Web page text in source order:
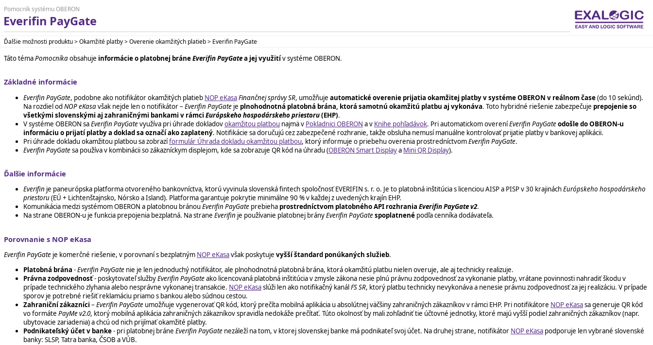
Pomocník systému OBERON
Everifin PayGate
Ďalšie možnosti produktu > Okamžité platby > Overenie okamžitých platieb > Everifin PayGate
Táto témaPomocníkaobsahuje informácie o platobnej bráneEverifin PayGatea jej využitív systéme OBERON.
Základné informácie
Everifin PayGate, podobne ako notifikátor okamžitých platieb NOP eKasaFinančnej správy SR, umožňuje automatické overenie prijatia okamžitej platby v systéme OBERON v reálnom čase(do 10 sekúnd).
Na rozdiel od NOP eKasavšak nejde len o notifikátor –Everifin PayGate je plnohodnotná platobná brána, ktorá samotnú okamžitú platbu aj vykonáva. Toto hybridné riešenie zabezpečuje prepojenie so
všetkými slovenskými aj zahraničnými bankami v rámci Európskeho hospodárskeho priestoru(EHP).
V systéme OBERON saEverifin PayGatevyužíva pri úhrade dokladovokamžitou platbou najmä v Pokladnici OBERON a v Knihe pohľadávok. Pri automatickom overeníEverifin PayGateodošle do OBERON-u
informáciu o prijatí platby a doklad sa označí ako zaplatený. Notifikácie sa doručujú cez zabezpečené rozhranie, takže obsluha nemusí manuálne kontrolovať prijatie platby v bankovej aplikácii.
Pri úhrade dokladu okamžitou platbou sa zobrazíformulár Úhrada dokladu okamžitou platbou, ktorý informuje o priebehu overenia prostredníctvomEverifin PayGate.
Everifin PayGatesa používa v kombinácii so zákazníckym displejom, kde sa zobrazuje QR kód na úhradu (OBERON Smart Displaya Mini QR Display).
Ďalšie informácie
Everifin je paneurópska platforma otvoreného bankovníctva, ktorú vyvinula slovenská fintech spoločnosť EVERIFIN s. r. o. Je to platobná inštitúcia s licenciou AISP a PISP v 30 krajináchEurópskeho hospodárskeho
priestoru(EÚ + Lichtenštajnsko, Nórsko a Island). Platforma garantuje pokrytie minimálne 90 % v každej z uvedených krajín EHP.
Komunikácia medzi systémom OBERON a platobnou bránouEverifin PayGate prebieha prostredníctvom platobného API rozhrania Everifin PayGate v2.
Na strane OBERON-u je funkcia prepojenia bezplatná. Na strane Everifin je používanie platobnej brányEverifin PayGatespoplatnené podľa cenníka dodávateľa.
Porovnanie s NOP eKasa
Everifin PayGate je komerčné riešenie, v porovnaní s bezplatným NOP eKasavšak poskytuje vyšší štandard ponúkaných služieb.
Platobná brána -Everifin PayGate nie je len jednoduchý notifikátor, ale plnohodnotná platobná brána, ktorá okamžitú platbu nielen overuje, ale aj technicky realizuje.
Právna zodpovednosť- poskytovateľ službyEverifin PayGateako licencovaná platobná inštitúcia v zmysle zákona nesie plnú právnu zodpovednosť za vykonanie platby, vrátane povinnosti nahradiť škodu v
prípade technického zlyhania alebo nesprávne vykonanej transakcie. NOP eKasaslúži len ako notifikačný kanálFS SR, ktorý platbu technicky nevykonáva a nenesie právnu zodpovednosť za jej realizáciu. V prípade
sporov je potrebné riešiť reklamáciu priamo s bankou alebo súdnou cestou.
Zahraniční zákazníci –Everifin PayGate umožňuje vygenerovať QR kód, ktorý prečíta mobilná aplikácia u absolútnej väčšiny zahraničných zákazníkov v rámci EHP. Pri notifikátore NOP eKasasa generuje QR kód
vo formáte PayMe v2.0, ktorý mobilná aplikácia zahraničných zákazníkov spravidla nedokáže prečítať. Túto okolnosť by mali zohľadniť tie účtovné jednotky, ktoré majú vyšší podiel zahraničných zákazníkov (napr.
ubytovacie zariadenia) a chcú od nich prijímať okamžité platby.
Podnikateľský účet v banke- pri platobnej bráne Everifin PayGate nezáleží na tom, v ktorej slovenskej banke má podnikateľ svoj účet. Na druhej strane, notifikátor NOP eKasa podporuje len vybrané slovenské
banky: SLSP, Tatra banka, ČSOB a VÚB.